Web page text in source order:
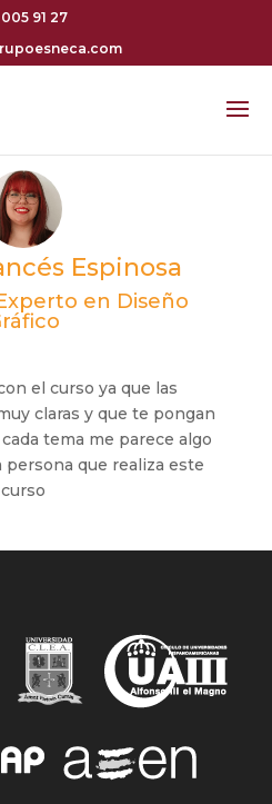
005 91 27
Espinosa
en Diseño
el curso ya que las
claras y que te pongan
tema me parece algo
persona que realiza este
curso